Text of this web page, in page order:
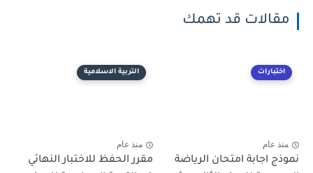
مقالات قد تهمك
اختبارات
منذ عام
نموذج اجابة امتحان الرياضة
التربية الاسلامية
منذ عام
مقرر الحفظ للاختبار النهائي